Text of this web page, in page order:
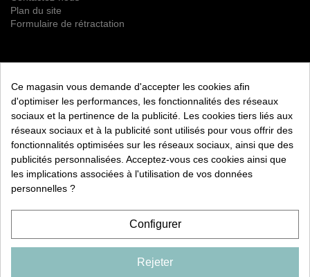
Plan du site
Formulaire de rétractation
S’ABONNER
Vous pouvez vous désinscrire à tout moment. Vous trouverez
pour cela nos informations de contact dans les conditions
d'utilisation du site.
RETROUVEZ NOUS ÉGALEMENT SUR LES RÉSEAUX
SOCIAUX :
COPYRIGHT 2026 CXD
Ce magasin vous demande d'accepter les cookies afin
d'optimiser les performances, les fonctionnalités des réseaux
sociaux et la pertinence de la publicité. Les cookies tiers liés aux
réseaux sociaux et à la publicité sont utilisés pour vous offrir des
fonctionnalités optimisées sur les réseaux sociaux, ainsi que des
publicités personnalisées. Acceptez-vous ces cookies ainsi que
les implications associées à l'utilisation de vos données
personnelles ?
Configurer
Rejeter